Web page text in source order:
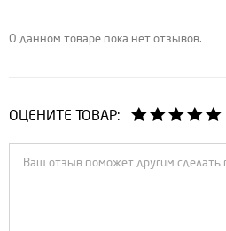
О данном товаре пока нет отзывов.
ОЦЕНИТЕ ТОВАР: